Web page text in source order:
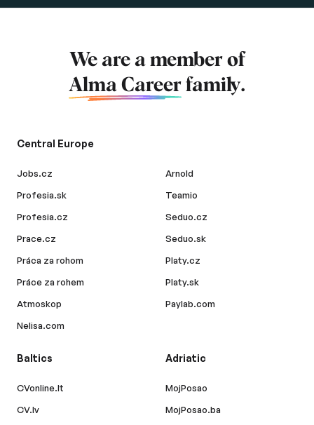
We are a member of
Alma Career family.
Central Europe
Jobs.cz
Profesia.sk
Profesia.cz
Prace.cz
Práca za rohom
Práce za rohem
Atmoskop
Nelisa.com
Arnold
Teamio
Seduo.cz
Seduo.sk
Platy.cz
Platy.sk
Paylab.com
Baltics
CVonline.lt
CV.lv
Adriatic
MojPosao
MojPosao.ba